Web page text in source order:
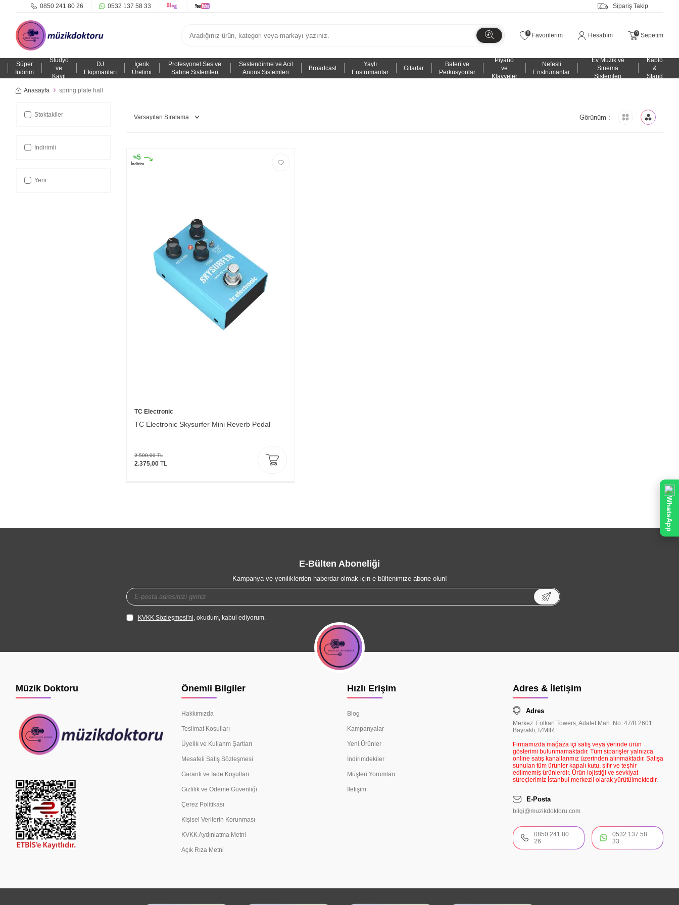
0850 241 80 26 0532 137 58 33 Sipariş Takip
0 Favorilerim Hesabım 0 Sepetim
Süper
İndirim
Stüdyo
ve
Kayıt
DJ
Ekipmanları
İçerik
Üretimi
Profesyonel Ses ve
Sahne Sistemleri
Seslendirme ve Acil
Anons Sistemleri
Broadcast
Yaylı
Enstrümanlar
Gitarlar
Bateri ve
Perküsyonlar
Piyano
ve
Klavyeler
Nefesli
Enstrümanlar
Ev Müzik ve
Sinema
Sistemleri
Kablo
&
Stand
Anasayfa
spring plate hall
Stoktakiler
İndirimli
Yeni
Görünüm :
%5
İndirim
TC Electronic
TC Electronic Skysurfer Mini Reverb Pedal
2.500,00TL
2.375,00TL
E-Bülten Aboneliği
Kampanya ve yeniliklerden haberdar olmak için e-bültenimize abone olun!
KVKK Sözleşmesi'ni , okudum, kabul ediyorum.
Müzik Doktoru Önemli Bilgiler
Hakkımızda
Teslimat Koşulları
Üyelik ve Kullanm Şartları
Mesafeli Satış Sözleşmesi
Garanti ve İade Koşulları
Gizlilik ve Ödeme Güvenliği
Çerez Politikası
Kişisel Verilerin Korunması
KVKK Aydınlatma Metni
Açık Rıza Metni
Hızlı Erişim
Blog
Kampanyalar
Yeni Ürünler
İndirimdekiler
Müşteri Yorumları
İletişim
Adres & İletişim
Adres
Merkez: Folkart Towers, Adalet Mah. No: 47/B 2601
Bayraklı, İZMİR
Firmamızda mağaza içi satış veya yerinde ürün
gösterimi bulunmamaktadır. Tüm siparişler yalnızca
online satış kanallarımız üzerinden alınmaktadır. Satışa
sunulan tüm ürünler kapalı kutu, sıfır ve teşhir
edilmemiş ürünlerdir. Ürün lojistiği ve sevkiyat
süreçlerimiz İstanbul merkezli olarak yürütülmektedir.
E-Posta
bilgi@muzikdoktoru.com
0850 241 80
26
0532 137 58
33
WhatsApp